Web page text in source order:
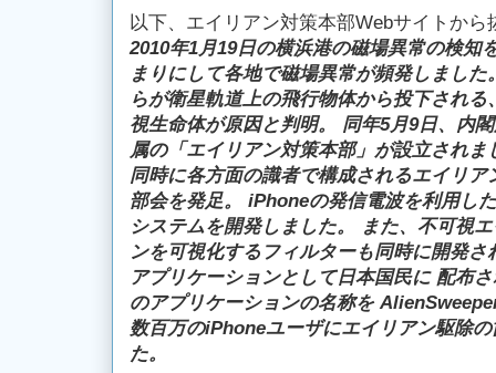
以下、エイリアン対策本部Webサイトから
2010年1月19日の横浜港の磁場異常の検知
まりにして各地で磁場異常が頻発しました
らが衛星軌道上の飛行物体から投下される
視生命体が原因と判明。
同年5月9日、内
属の「エイリアン対策本部」が設立されま
同時に各方面の識者で構成されるエイリア
部会を発足。
iPhoneの発信電波を利用し
システムを開発しました。
また、不可視
ンを可視化するフィルターも同時に開発さ
アプリケーションとして日本国民に 配布
のアプリケーションの名称を
数百万のiPhoneユーザにエイリアン駆除
た。